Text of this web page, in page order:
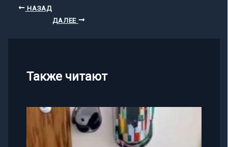
НАЗАД
ДАЛЕЕ
Также читают